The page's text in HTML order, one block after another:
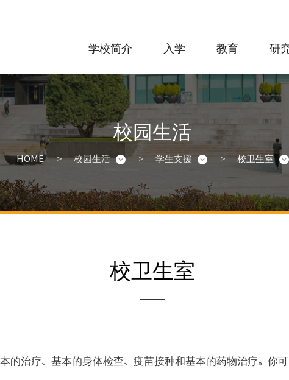
学校简介 入学 教育 研
校园生活
HOME 校园生活 学生支援 校卫生室
校卫生室
治疗、基本的身体检查、疫苗接种和基本的药物治疗。你